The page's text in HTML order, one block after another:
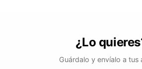
¿Lo
Guárdalo y envíalo a tus